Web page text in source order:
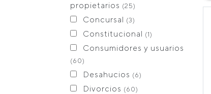
propietarios (25)
Concursal (3)
Constitucional (1)
Consumidores y usuarios
(60)
Desahucios (6)
Divorcios (60)